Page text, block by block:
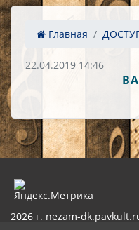
Главная
22.04.2019 14:46
2026 г. nezam-